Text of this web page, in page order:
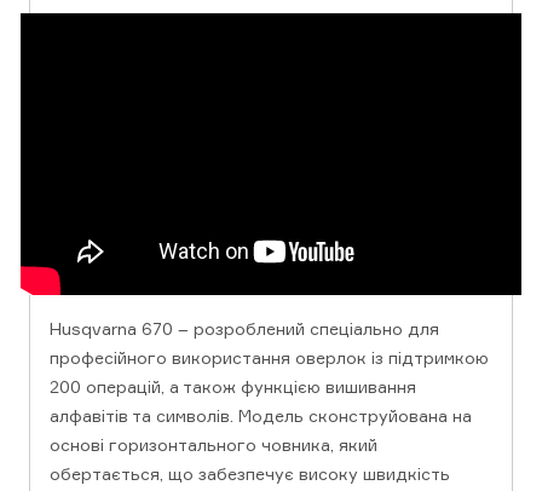
Husqvarna 670 – розроблений спеціально для
професійного використання оверлок із підтримкою
200 операцій, а також функцією вишивання
алфавітів та символів. Модель сконструйована на
основі горизонтального човника, який
обертається, що забезпечує високу швидкість